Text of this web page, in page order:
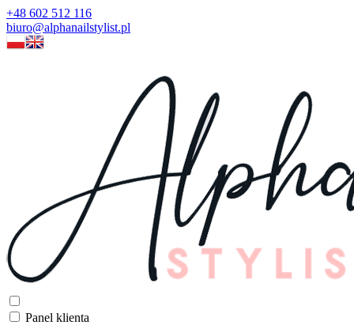
+48 602 512 116
biuro@alphanailstylist.pl
Panel klienta